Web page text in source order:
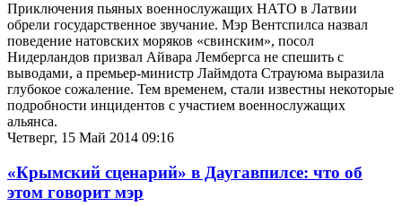
Приключения пьяных военнослужащих НАТО в Латвии
обрели государственное звучание. Мэр Вентспилса назвал
поведение натовских моряков «свинским», посол
Нидерландов призвал Айвара Лембергса не спешить с
выводами, а премьер-министр Лаймдота Страуюма выразила
глубокое сожаление. Тем временем, стали известны некоторые
подробности инцидентов с участием военнослужащих
альянса.
Четверг, 15 Май 2014 09:16
«Крымский сценарий» в Даугавпилсе: что об
этом говорит мэр